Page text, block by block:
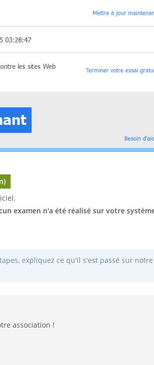
examen n'a été réalisé sur votre
expliquez ce qu'il s'est passé sur
association !